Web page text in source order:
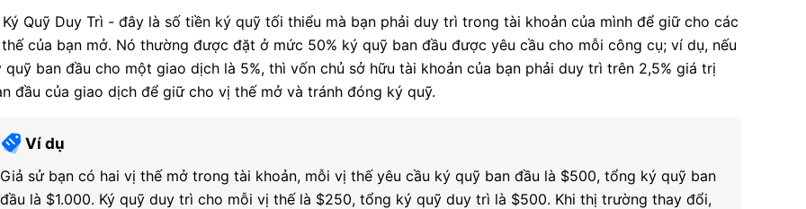
Ký Quỹ Duy Trì - đây là số tiền ký quỹ tối thiểu mà bạn phải duy trì trong tài khoản của mình để giữ cho các
của bạn mở. Nó thường được đặt ở mức 50% ký quỹ ban đầu được yêu cầu cho mỗi công cụ; ví dụ, nếu
quỹ ban đầu cho một giao dịch là 5%, thì vốn chủ sở hữu tài khoản của bạn phải duy trì trên 2,5% giá trị
đầu của giao dịch để giữ cho vị thế mở và tránh đóng ký quỹ.
Ví dụ
Giả sử bạn có hai vị thế mở trong tài khoản, mỗi vị thế yêu cầu ký quỹ ban đầu là $500, tổng ký quỹ ban
đầu là $1.000. Ký quỹ duy trì cho mỗi vị thế là $250, tổng ký quỹ duy trì là $500. Khi thị trường thay đổi,